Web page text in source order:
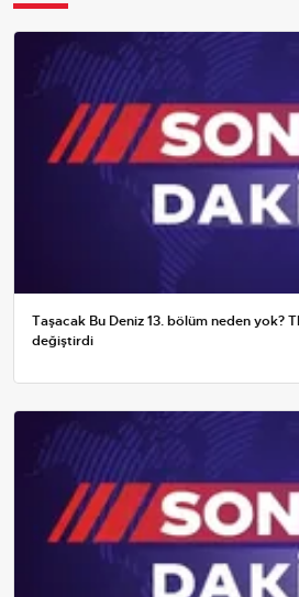
Taşacak Bu Deniz 13. bölüm neden yok?
değiştirdi